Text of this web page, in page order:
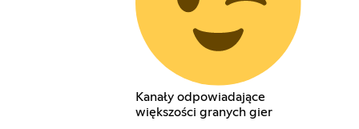
Kanały odpowiadające
większości granych gier